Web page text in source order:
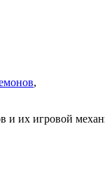
,
и их игровой